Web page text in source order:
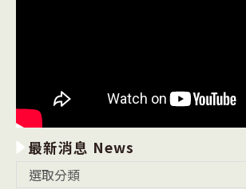
最新消息 News
選取分類